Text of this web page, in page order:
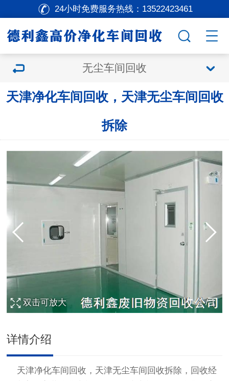
24小时免费服务热线： 13522423461
无尘车间回收
天津净化车间回收，天津无尘车间回收
拆除
1/1
双击可放大
详情介绍
天津净化车间回收 ，天津无尘车间回收拆除，回收经